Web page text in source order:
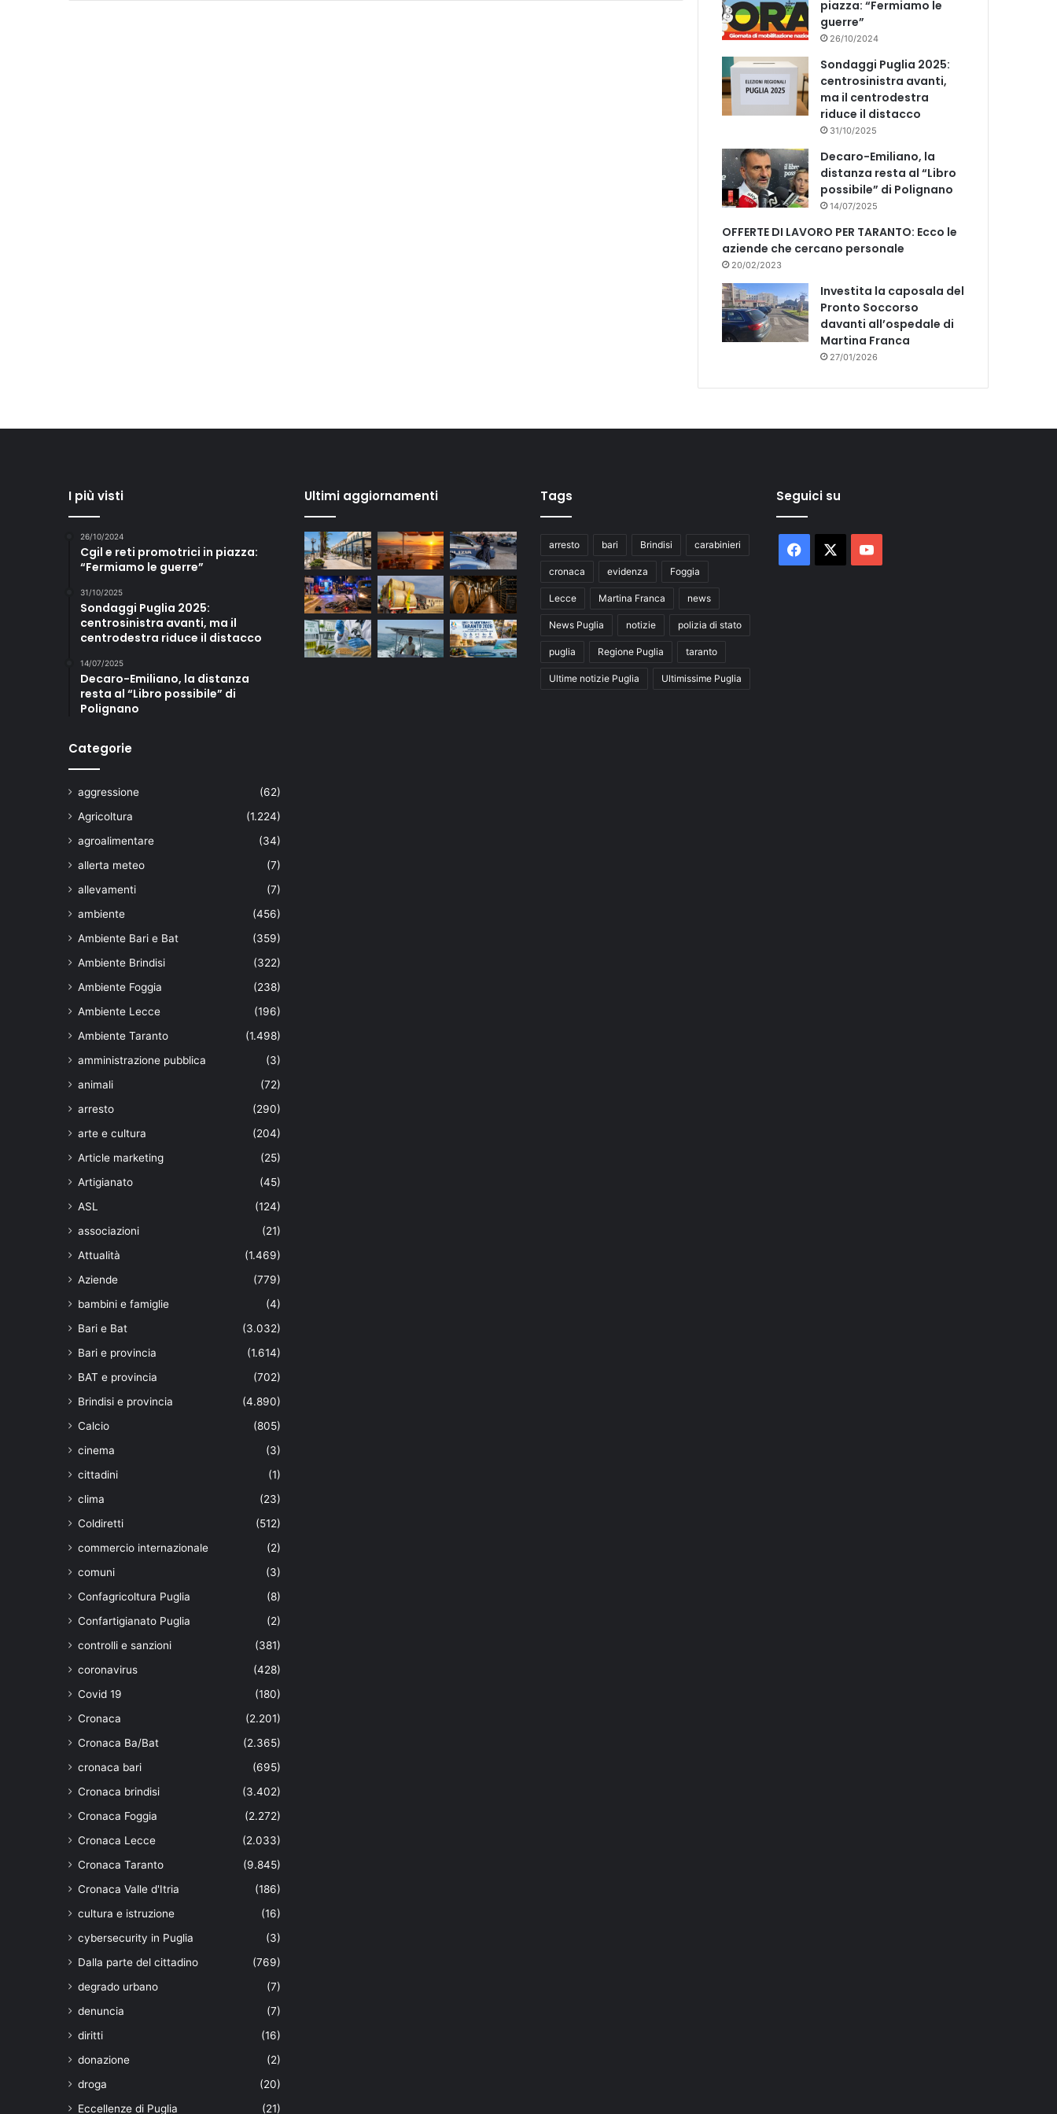
piazza: “Fermiamo le
guerre”
26/10/2024
Sondaggi Puglia 2025:
centrosinistra avanti,
ma il centrodestra
riduce il distacco
31/10/2025
Decaro-Emiliano, la
distanza resta al “Libro
possibile” di Polignano
14/07/2025
OFFERTE DI LAVORO PER TARANTO: Ecco le
aziende che cercano personale
20/02/2023
Investita la caposala del
Pronto Soccorso
davanti all’ospedale di
Martina Franca
27/01/2026
I più visti
26/10/2024
Cgil e reti promotrici in piazza:
“Fermiamo le guerre”
31/10/2025
Sondaggi Puglia 2025:
centrosinistra avanti, ma il
centrodestra riduce il distacco
14/07/2025
Decaro-Emiliano, la distanza
resta al “Libro possibile” di
Polignano
Categorie
aggressione
(62)
Agricoltura
(1.224)
agroalimentare
(34)
allerta meteo
(7)
allevamenti
(7)
ambiente
(456)
Ambiente Bari e Bat
(359)
Ambiente Brindisi
(322)
Ambiente Foggia
(238)
Ambiente Lecce
(196)
Ambiente Taranto
(1.498)
amministrazione pubblica
(3)
animali
(72)
arresto
(290)
arte e cultura
(204)
Article marketing
(25)
Artigianato
(45)
ASL
(124)
associazioni
(21)
Attualità
(1.469)
Aziende
(779)
bambini e famiglie
(4)
Bari e Bat
(3.032)
Bari e provincia
(1.614)
BAT e provincia
(702)
Brindisi e provincia
(4.890)
Calcio
(805)
cinema
(3)
cittadini
(1)
clima
(23)
Coldiretti
(512)
commercio internazionale
(2)
comuni
(3)
Confagricoltura Puglia
(8)
Confartigianato Puglia
(2)
controlli e sanzioni
(381)
coronavirus
(428)
Covid 19
(180)
Cronaca
(2.201)
Cronaca Ba/Bat
(2.365)
cronaca bari
(695)
Cronaca brindisi
(3.402)
Cronaca Foggia
(2.272)
Cronaca Lecce
(2.033)
Cronaca Taranto
(9.845)
Cronaca Valle d'Itria
(186)
cultura e istruzione
(16)
cybersecurity in Puglia
(3)
Dalla parte del cittadino
(769)
degrado urbano
(7)
denuncia
(7)
diritti
(16)
donazione
(2)
droga
(20)
Eccellenze di Puglia
(21)
Ultimi aggiornamenti Tags
arresto bari Brindisi carabinieri
cronaca evidenza Foggia
Lecce Martina Franca news
News Puglia notizie polizia di stato
puglia Regione Puglia taranto
Ultime notizie Puglia Ultimissime Puglia
Seguici su
Facebook